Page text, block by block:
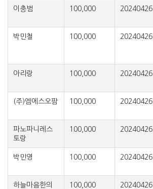
이충범 100,000 20240426
박민철 100,000 20240426
아리랑 100,000 20240426
(주)엠에스오팜 100,000 20240426
파노파니레스
토랑
100,000 20240426
박민영 100,000 20240426
하늘마음한의
100,000 20240426